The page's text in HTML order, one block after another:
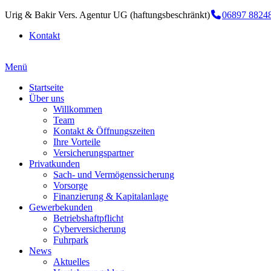
Urig & Bakir Vers. Agentur UG (haftungsbeschränkt) 06897
Kontakt
Menü
Startseite
Über uns
Willkommen
Team
Kontakt & Öffnungszeiten
Ihre Vorteile
Versicherungspartner
Privatkunden
Sach- und Vermögenssicherung
Vorsorge
Finanzierung & Kapitalanlage
Gewerbekunden
Betriebshaftpflicht
Cyberversicherung
Fuhrpark
News
Aktuelles